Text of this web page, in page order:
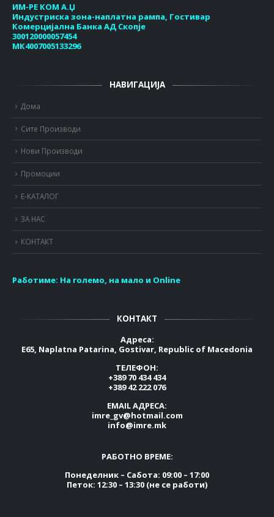
ИМ-РЕ КОМ А.Џ
Индустриска зона-наплатна рампа, Гостивар
Комерцијална Банка АД Скопје
300120000057454
МК4007005133296
НАВИГАЦИЈА
Дома
Сите Производи
Нови Производи
Промоции
Е-КАТАЛОГ
ЗА НАС
КОНТАКТ
Работиме: На големо, на мало и Online
КОНТАКТ
Адреса:
E65, Naplatna Patarina, Gostivar, Republic of Macedonia
ТЕЛЕФОН:
+389 70 434 434
+389 42 222 076
EMAIL АДРЕСА:
imre_gv@hotmail.com
info@imre.mk
РАБОТНО ВРЕМЕ:
Понеделник – Сабота: 09:00 – 17:00
Петок: 12:30 – 13:30 (не се работи)